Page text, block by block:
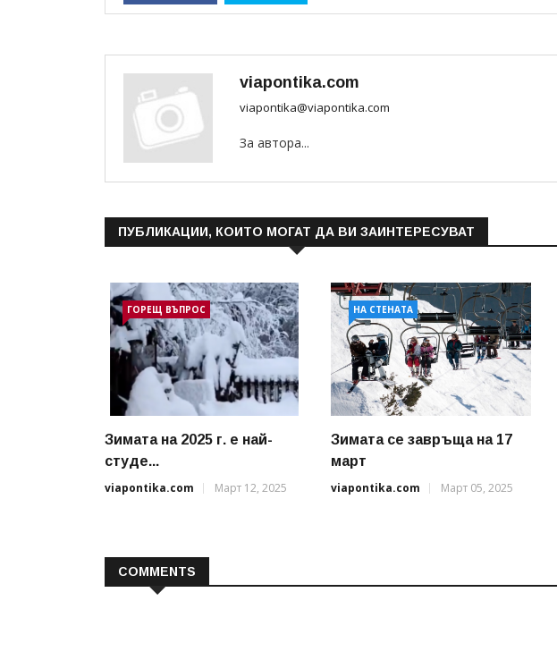
viapontika.com
viapontika@viapontika.com
За автора...
ПУБЛИКАЦИИ, КОИТО МОГАТ ДА ВИ ЗАИНТЕРЕСУВАТ
ГОРЕЩ ВЪПРОС
Зимата на 2025 г. е най-
студе...
viapontika.com
Март 12, 2025
НА СТЕНАТА
Зимата се завръща на 17
март
viapontika.com
Март 05, 2025
COMMENTS